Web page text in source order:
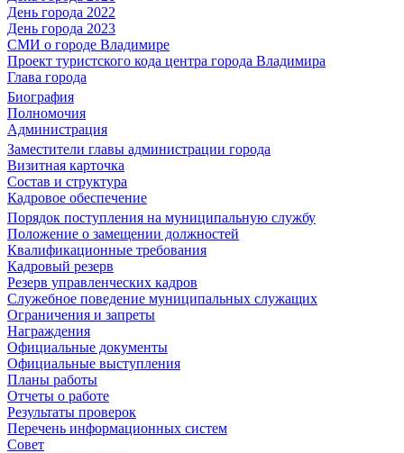
День города 2022
День города 2023
СМИ о городе Владимире
Проект туристского кода центра города Владимира
Глава города
Биография
Полномочия
Администрация
Заместители главы администрации города
Визитная карточка
Состав и структура
Кадровое обеспечение
Порядок поступления на муниципальную службу
Положение о замещении должностей
Квалификационные требования
Кадровый резерв
Резерв управленческих кадров
Служебное поведение муниципальных служащих
Ограничения и запреты
Награждения
Официальные документы
Официальные выступления
Планы работы
Отчеты о работе
Результаты проверок
Перечень информационных систем
Совет